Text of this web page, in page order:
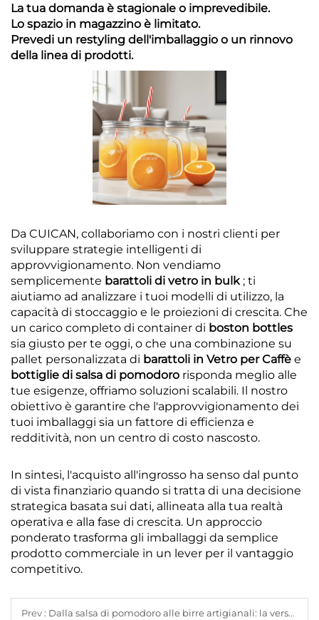
La tua domanda è stagionale o imprevedibile.
Lo spazio in magazzino è limitato.
Prevedi un restyling dell'imballaggio o un rinnovo
della linea di prodotti.
Da CUICAN, collaboriamo con i nostri clienti per
sviluppare strategie intelligenti di
approvvigionamento. Non vendiamo
semplicemente barattoli di vetro in bulk ; ti
aiutiamo ad analizzare i tuoi modelli di utilizzo, la
capacità di stoccaggio e le proiezioni di crescita. Che
un carico completo di container di boston bottles
sia giusto per te oggi, o che una combinazione su
pallet personalizzata di barattoli in Vetro per Caffè e
bottiglie di salsa di pomodoro risponda meglio alle
tue esigenze, offriamo soluzioni scalabili. Il nostro
obiettivo è garantire che l'approvvigionamento dei
tuoi imballaggi sia un fattore di efficienza e
redditività, non un centro di costo nascosto.
In sintesi, l'acquisto all'ingrosso ha senso dal punto
di vista finanziario quando si tratta di una decisione
strategica basata sui dati, allineata alla tua realtà
operativa e alla fase di crescita. Un approccio
ponderato trasforma gli imballaggi da semplice
prodotto commerciale in un lever per il vantaggio
competitivo.
Prev : Dalla salsa di pomodoro alle birre artigianali: la versatilità del flacone Boston Round classico